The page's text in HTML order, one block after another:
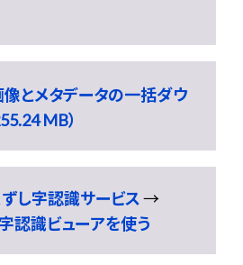
とメタデータの一括ダウ
MB）
し字認識サービス→
認識ビューアを使う